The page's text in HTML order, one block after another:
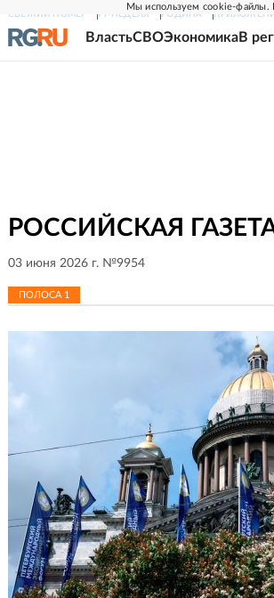
Мы используем cookie-файлы.
СВЕЖИЙ НОМЕР РГ-НЕДЕЛЯ РОДИНА
ВластьСВОЭкономикаВ
РОССИЙСКАЯ
03 июня 2026 г. №9954
ПОЛОСА 1